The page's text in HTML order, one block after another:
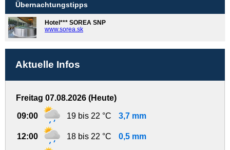
Übernachtungstipps
Hotel*** SOREA SNP
www.sorea.sk
Aktuelle Infos
Freitag 07.08.2026 (Heute)
09:00 19 bis 22 °C 3,7 mm
12:00 18 bis 22 °C 0,5 mm